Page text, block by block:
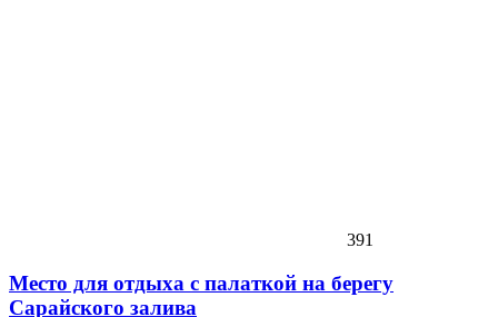
391
Место для отдыха с палаткой на берегу
Сарайского залива